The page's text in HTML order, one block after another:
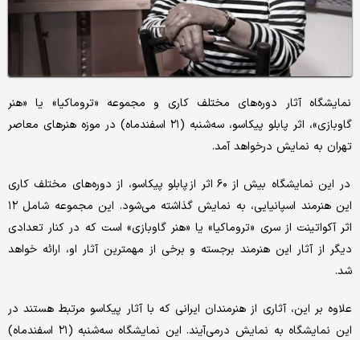
نمایشگاه آثار دوره‌های مختلف کاری و مجموعه «تروماکیا» یا «هنر
گاوبازی»، اثر پابلو پیکاسو، سه‌شنبه (۲۱ اسفندماه) در موزه هنرهای معاصر
تهران به نمایش درخواهد آمد.
در این نمایشگاه بیش از ۶۰ اثر از پابلو پیکاسو، از دوره‌های مختلف کاری
این هنرمند اسپانیایی، به نمایش گذاشته می‌شود. این مجموعه شامل ۱۲
اثر آکواتینت از سری «تروماکیا» یا «هنر گاوبازی» است که در کنار تعدادی
دیگر از آثار این هنرمند برجسته و برخی از مهمترین آثار او، ارائه خواهد
شد.
علاوه بر این، آثاری از هنرمندان ایرانی که با آثار پیکاسو مرتبط هستند در
این نمایشگاه به نمایش درمی‌آیند. این نمایشگاه سه‌شنبه (۲۱ اسفندماه)